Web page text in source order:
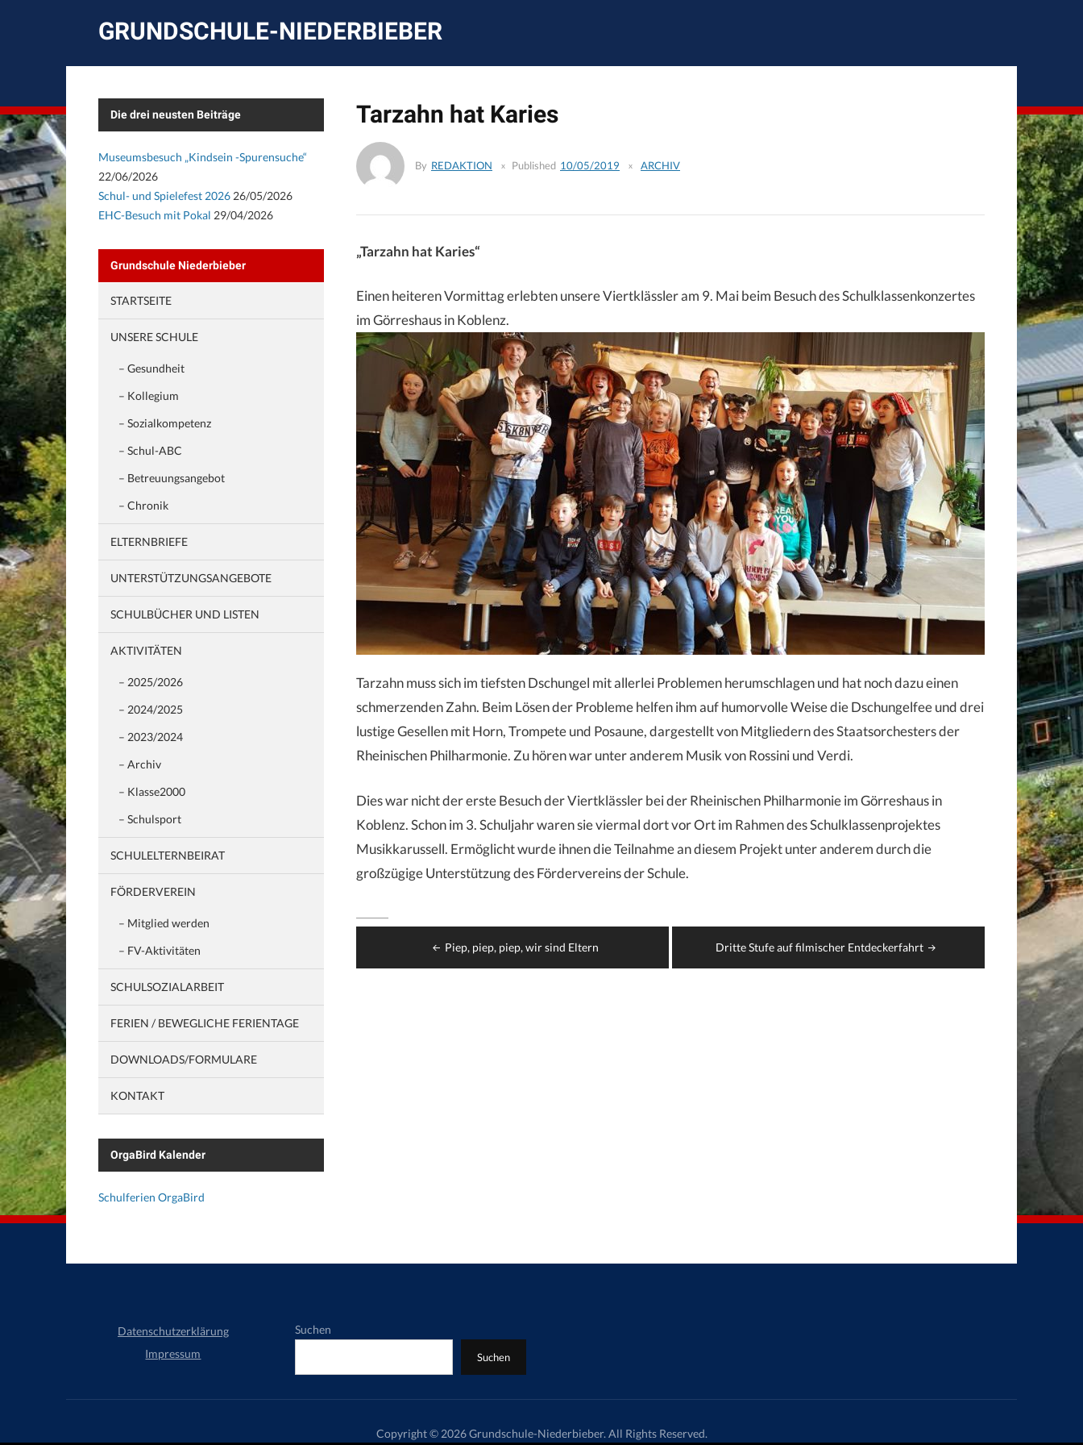
GRUNDSCHULE-NIEDERBIEBER
Tarzahn hat Karies
By REDAKTION Published 10/05/2019 ARCHIV
„Tarzahn hat Karies“
Einen heiteren Vormittag erlebten unsere Viertklässler am 9. Mai beim Besuch des Schulklassenkonzertes
im Görreshaus in Koblenz.
Tarzahn muss sich im tiefsten Dschungel mit allerlei Problemen herumschlagen und hat noch dazu einen
schmerzenden Zahn. Beim Lösen der Probleme helfen ihm auf humorvolle Weise die Dschungelfee und drei
lustige Gesellen mit Horn, Trompete und Posaune, dargestellt von Mitgliedern des Staatsorchesters der
Rheinischen Philharmonie. Zu hören war unter anderem Musik von Rossini und Verdi.
Dies war nicht der erste Besuch der Viertklässler bei der Rheinischen Philharmonie im Görreshaus in
Koblenz. Schon im 3. Schuljahr waren sie viermal dort vor Ort im Rahmen des Schulklassenprojektes
Musikkarussell. Ermöglicht wurde ihnen die Teilnahme an diesem Projekt unter anderem durch die
großzügige Unterstützung des Fördervereins der Schule.
Piep, piep, piep, wir sind Eltern Dritte Stufe auf filmischer Entdeckerfahrt
Die drei neusten Beiträge
Museumsbesuch „Kindsein -Spurensuche“
22/06/2026
Schul- und Spielefest 2026 26/05/2026
EHC-Besuch mit Pokal 29/04/2026
Grundschule Niederbieber
STARTSEITE
UNSERE SCHULE
– Gesundheit
– Kollegium
– Sozialkompetenz
– Schul-ABC
– Betreuungsangebot
– Chronik
ELTERNBRIEFE
UNTERSTÜTZUNGSANGEBOTE
SCHULBÜCHER UND LISTEN
AKTIVITÄTEN
– 2025/2026
– 2024/2025
– 2023/2024
– Archiv
– Klasse2000
– Schulsport
SCHULELTERNBEIRAT
FÖRDERVEREIN
– Mitglied werden
– FV-Aktivitäten
SCHULSOZIALARBEIT
FERIEN / BEWEGLICHE FERIENTAGE
DOWNLOADS/FORMULARE
KONTAKT
OrgaBird Kalender
Schulferien OrgaBird
Datenschutzerklärung
Impressum
Suchen
Suchen
Copyright © 2026 Grundschule-Niederbieber. All Rights Reserved.